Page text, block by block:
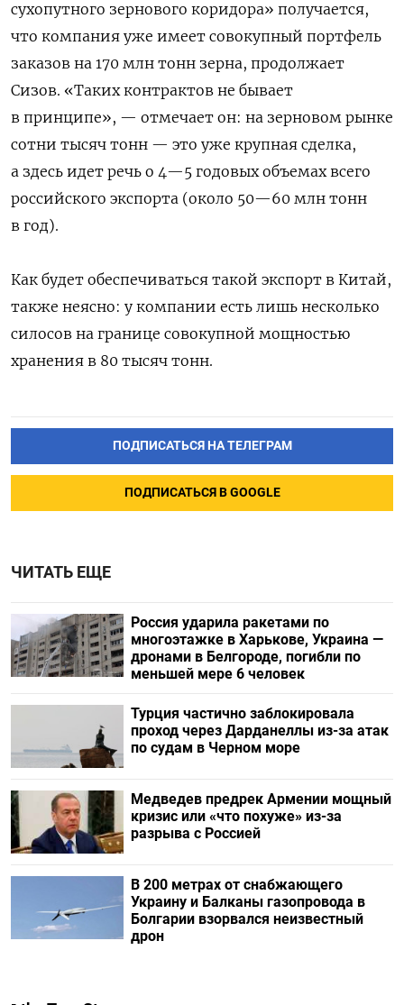
сухопутного зернового коридора» получается,
что компания уже имеет совокупный портфель
заказов на 170 млн тонн зерна, продолжает
Сизов. «Таких контрактов не бывает
в принципе», — отмечает он: на зерновом рынке
сотни тысяч тонн — это уже крупная сделка,
а здесь идет речь о 4—5 годовых объемах всего
российского экспорта (около 50—60 млн тонн
в год).
Как будет обеспечиваться такой экспорт в Китай,
также неясно: у компании есть лишь несколько
силосов на границе совокупной мощностью
хранения в 80 тысяч тонн.
ПОДПИСАТЬСЯ НА ТЕЛЕГРАМ
ПОДПИСАТЬСЯ В GOOGLE
ЧИТАТЬ ЕЩЕ
Россия ударила ракетами по
многоэтажке в Харькове, Украина —
дронами в Белгороде, погибли по
меньшей мере 6 человек
Турция частично заблокировала
проход через Дарданеллы из-за атак
по судам в Черном море
Медведев предрек Армении мощный
кризис или «что похуже» из-за
разрыва с Россией
В 200 метрах от снабжающего
Украину и Балканы газопровода в
Болгарии взорвался неизвестный
дрон